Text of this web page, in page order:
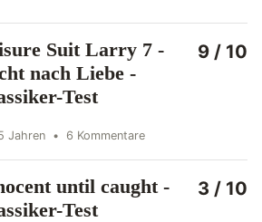
Suit Larry 7 -
nach Liebe -
Test
Jahren • 6 Kommentare
9 / 10
until caught -
Test
3 / 10